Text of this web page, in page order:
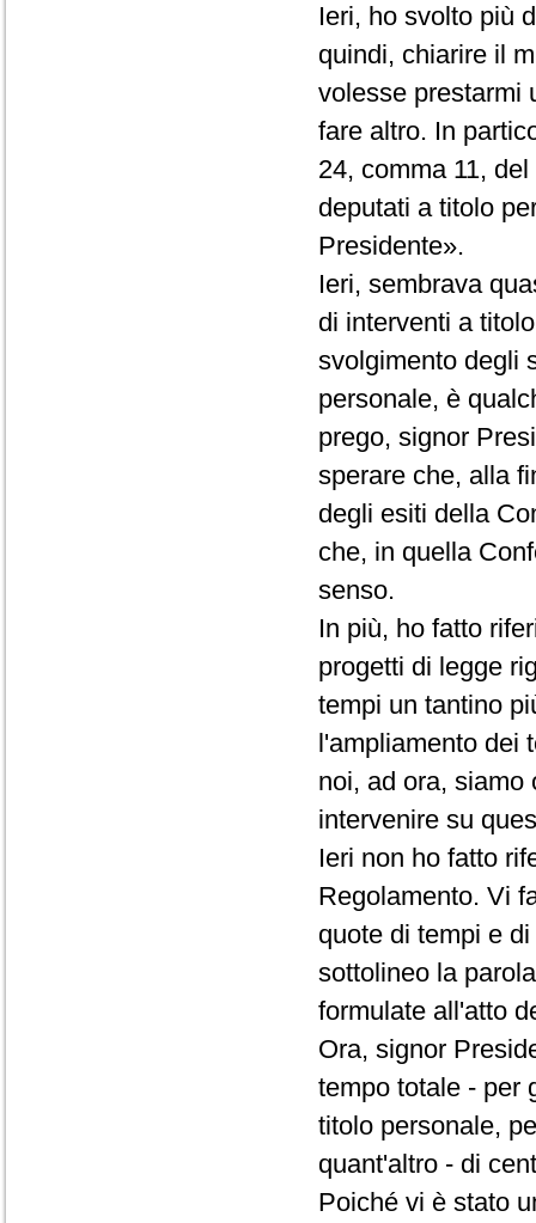
Ieri, ho svolto più
quindi, chiarire il
volesse prestarmi
fare altro. In
24, comma 11,
deputati a titolo
Presidente».
Ieri, sembrava
di interventi a
svolgimento degli
personale, è
prego, signor
sperare che, alla
degli esiti della
che, in quella
senso.
In più, ho fatto
progetti di legge
tempi un tantino
l'ampliamento dei
noi, ad ora, siamo
intervenire su
Ieri non ho fatto
Regolamento. Vi
quote di tempi e
sottolineo la
formulate all'atto
Ora, signor
tempo totale - per
titolo personale,
quant'altro - di
Poiché vi è stato